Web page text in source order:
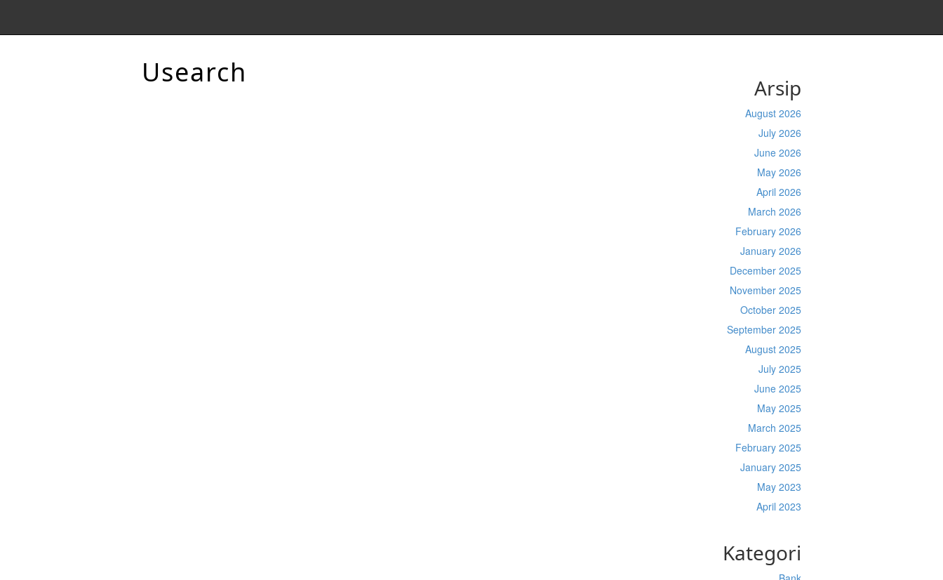
Usearch Arsip
August 2026
July 2026
June 2026
May 2026
April 2026
March 2026
February 2026
January 2026
December 2025
November 2025
October 2025
September 2025
August 2025
July 2025
June 2025
May 2025
March 2025
February 2025
January 2025
May 2023
April 2023
Kategori